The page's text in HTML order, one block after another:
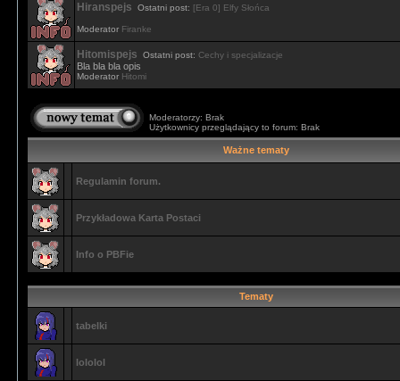
Hiranspejs Ostatni post: [Era 0] Elfy Słońca
Moderator Firanke
Hitomispejs Ostatni post: Cechy i specjalizacje
Bla bla bla opis
Moderator Hitomi
Moderatorzy: Brak
Użytkownicy przeglądający to forum: Brak
Ważne tematy
Regulamin forum.
Przykładowa Karta Postaci
Info o PBFie
Tematy
tabelki
lololol